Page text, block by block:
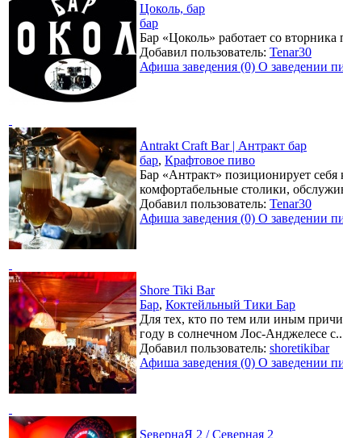
Цоколь, бар
бар
Бар «Цоколь» работает со
Добавил пользователь: Tenar30
Афиша заведения (0) О заведении
Antrakt Craft Bar | Антракт бар
бар, Крафтовое пиво
Бар «Антракт» позиционирует себя
комфортабельные столики,
Добавил пользователь: Tenar30
Афиша заведения (0) О заведении
Shore Tiki Bar
Бар, Коктейльный Тики Бар
Для тех, кто по тем или иным
году в солнечном Лос-Анджелесе
Добавил пользователь: shoretikibar
Афиша заведения (0) О заведении
SевернаЯ 2 / Северная 2